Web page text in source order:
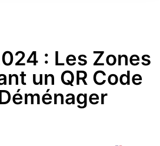
: Les Zones
un QR Code